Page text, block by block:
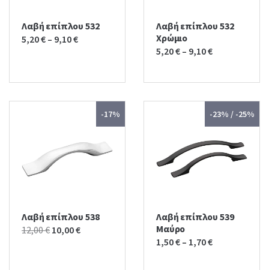
Λαβή επίπλου 532
5,20€ – 9,10€
Λαβή επίπλου 532
Χρώμιο
5,20€ – 9,10€
-17%
Λαβή επίπλου 538
12,00€ Original
10,00€Current
-23% / -25%
Λαβή επίπλου 539
Μαύρο
1,50€ – 1,70€